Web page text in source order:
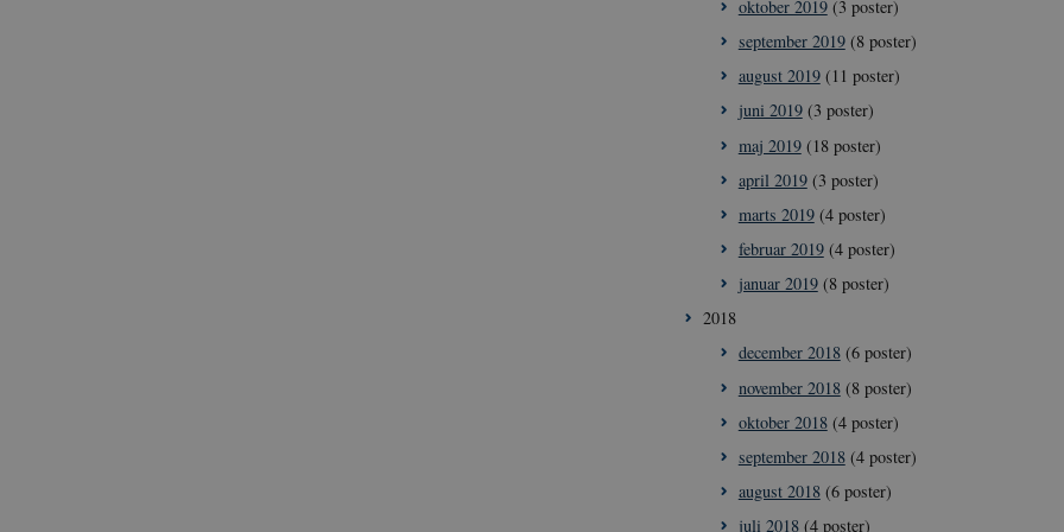
oktober 2019(3 poster)
september 2019(8 poster)
august 2019(11 poster)
juni 2019(3 poster)
maj 2019(18 poster)
april 2019(3 poster)
marts 2019(4 poster)
februar 2019(4 poster)
januar 2019(8 poster)
2018
december 2018(6 poster)
november 2018(8 poster)
oktober 2018(4 poster)
september 2018(4 poster)
august 2018(6 poster)
juli 2018(4 poster)